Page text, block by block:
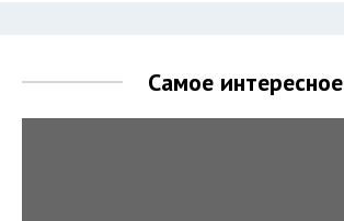
Самое интересное